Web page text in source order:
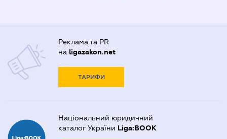
Реклама та PR
на ligazakon.net
ТАРИФИ
Національний юридичний
каталог України Liga:BOOK